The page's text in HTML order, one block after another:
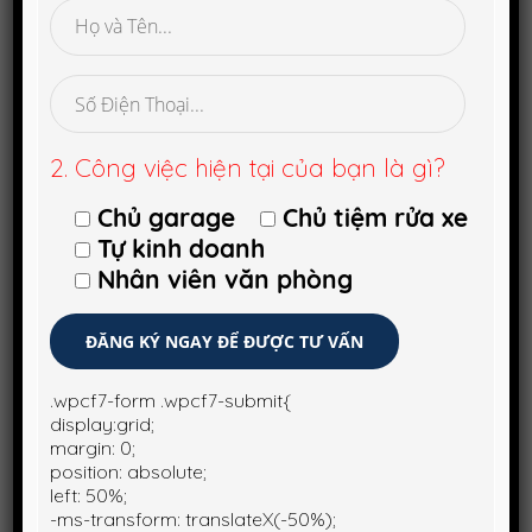
2. Công việc hiện tại của bạn là gì?
Chủ garage
Chủ tiệm rửa xe
Tự kinh doanh
Nhân viên văn phòng
.wpcf7-form .wpcf7-submit{
display:grid;
margin: 0;
position: absolute;
left: 50%;
-ms-transform: translateX(-50%);